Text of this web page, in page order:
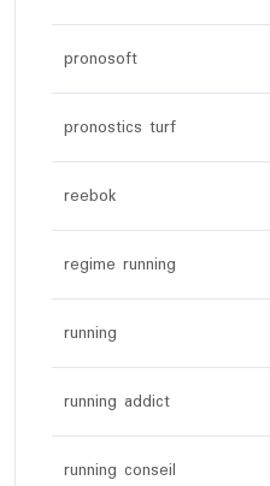
pronosoft
pronostics turf
reebok
regime running
running
running addict
running conseil